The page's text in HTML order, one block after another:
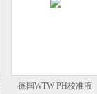
德国WTW PH校准液